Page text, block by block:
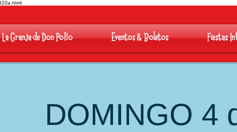
La Granja de Don Pollo Eventos & Boletos Fiestas
DOMINGO 4